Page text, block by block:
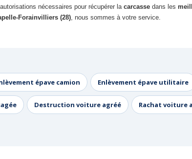
nécessaires pour récupérer la carcasse dans les
Forainvilliers (28), nous sommes à votre service.
épave camion Enlèvement épave utilitaire
Destruction voiture agréé Rachat voiture